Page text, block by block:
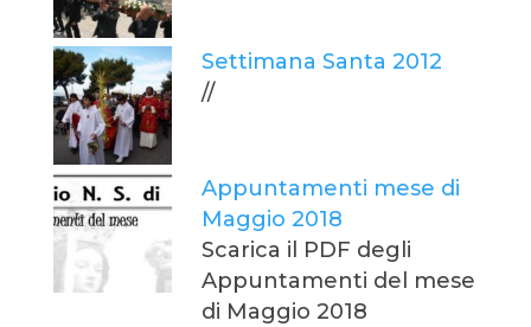
Settimana Santa 2012
//
Appuntamenti mese di
Maggio 2018
Scarica il PDF degli
Appuntamenti del mese
di Maggio 2018